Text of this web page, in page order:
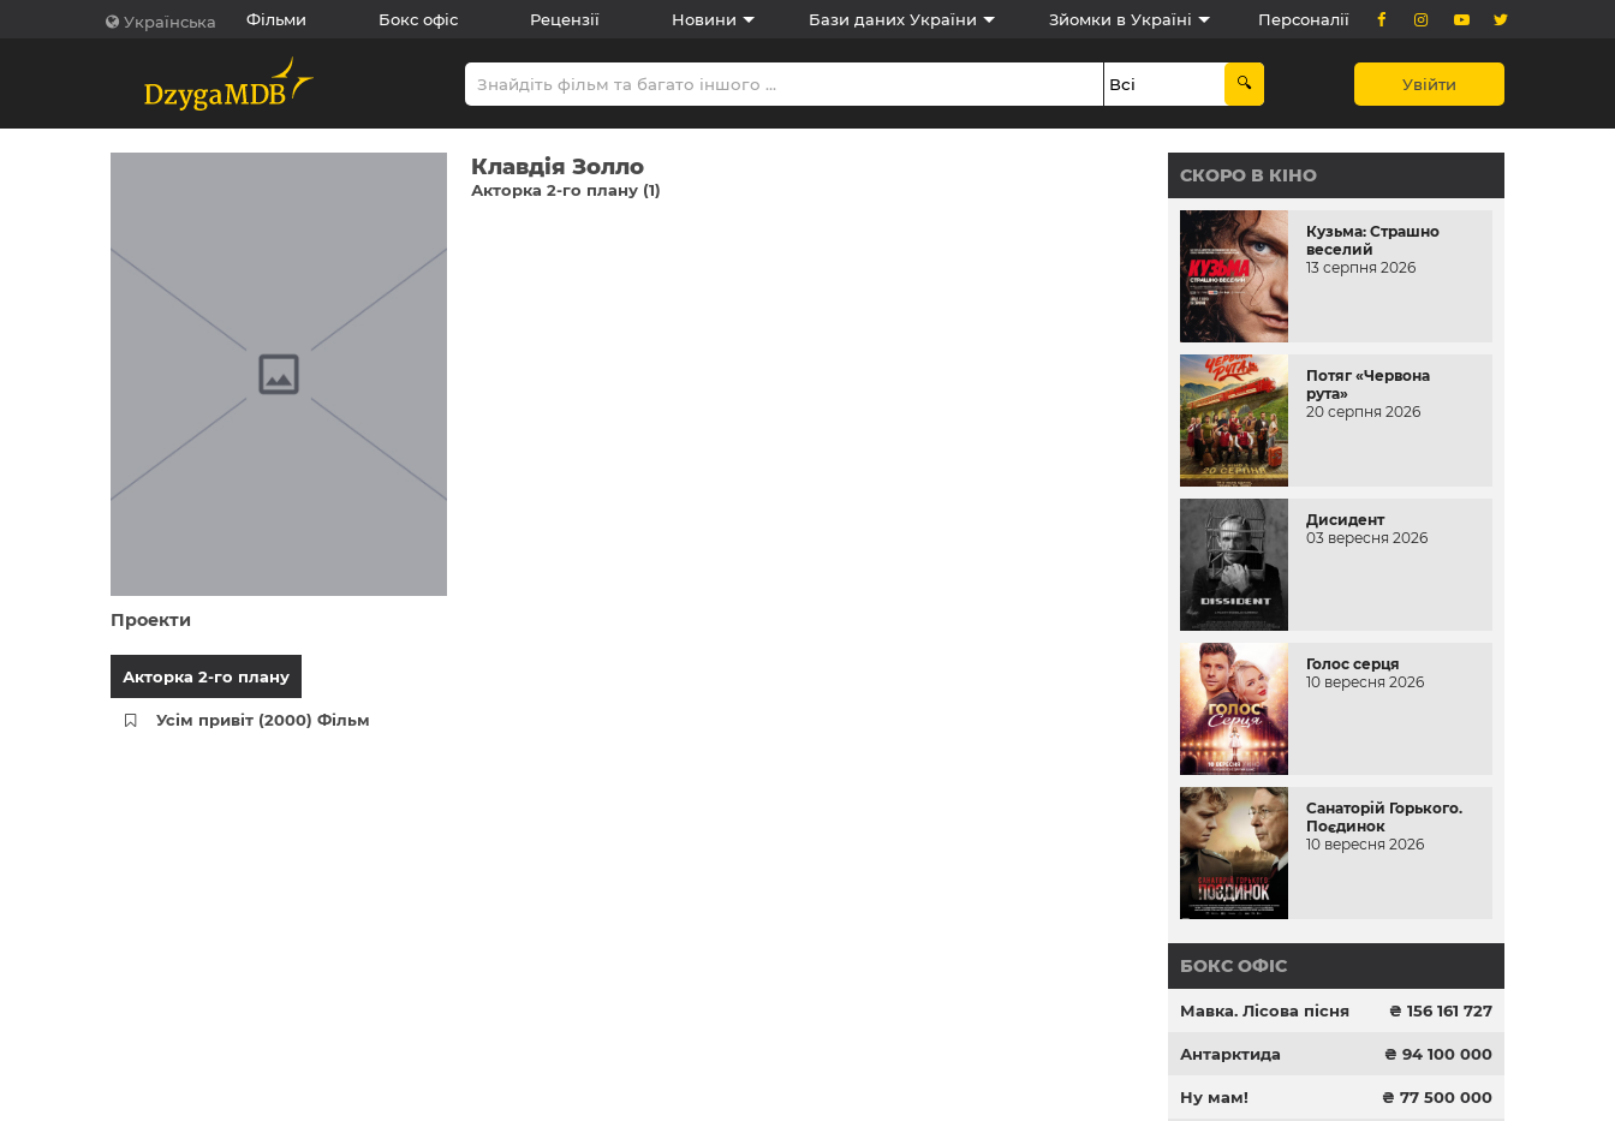
Українська Фільми Бокс офіс Рецензії Новини Бази даних України Зйомки в Україні Персоналії
Увійти
Клавдія Золло
Акторка 2-го плану (1)
Проекти
Акторка 2-го плану
Усім привіт (2000) Фільм
СКОРО В КІНО
Кузьма: Страшно
веселий
13 серпня 2026
Потяг «Червона
рута»
20 серпня 2026
Дисидент
03 вересня 2026
Голос серця
10 вересня 2026
Санаторій Горького.
Поєдинок
10 вересня 2026
БОКС ОФІС
Мавка. Лісова пісня ₴ 156 161 727
Антарктида ₴ 94 100 000
Ну мам! ₴ 77 500 000